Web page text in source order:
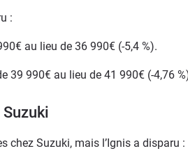
:
au lieu de 36 990€ (-5,4 %).
39 990€ au lieu de 41 990€ (-4,76
Suzuki
chez Suzuki, mais l’Ignis a disparu :